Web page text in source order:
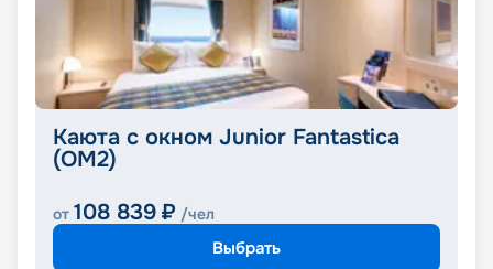
Каюта с окном Junior Fantastica
(OM2)
от 108 839 ₽ /чел
Выбрать